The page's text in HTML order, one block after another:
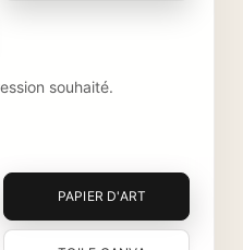
souhaité.
PAPIER D'ART